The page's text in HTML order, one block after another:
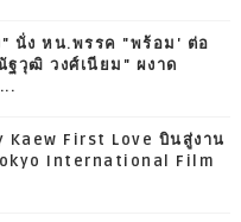
นั่ง หน.พรรค "พร้อม' ต่อ
วุฒิ วงศ์เนียม" ผงาด
Kaew First Love บินสู่งาน
International Film